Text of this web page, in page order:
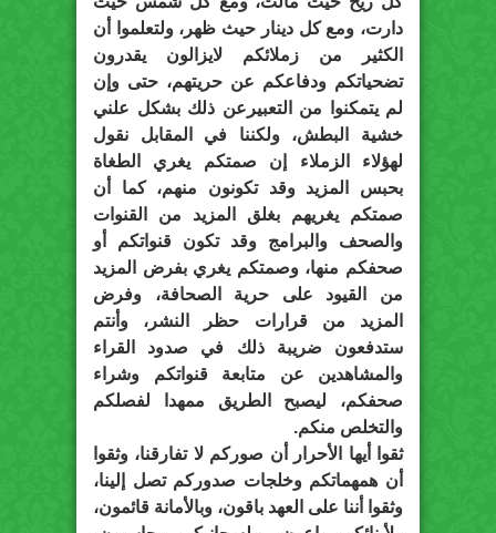
دارت، ومع كل دينار حيث ظهر، ولتعلموا أن
الكثير من زملائكم لايزالون يقدرون
تضحياتكم ودفاعكم عن حريتهم، حتى وإن
لم يتمكنوا من التعبيرعن ذلك بشكل علني
خشية البطش، ولكننا في المقابل نقول
لهؤلاء الزملاء إن صمتكم يغري الطغاة
بحبس المزيد وقد تكونون منهم، كما أن
صمتكم يغريهم بغلق المزيد من القنوات
والصحف والبرامج وقد تكون قنواتكم أو
صحفكم منها، وصمتكم يغري بفرض المزيد
من القيود على حرية الصحافة، وفرض
المزيد من قرارات حظر النشر، وأنتم
ستدفعون ضريبة ذلك في صدود القراء
والمشاهدين عن متابعة قنواتكم وشراء
صحفكم، ليصبح الطريق ممهدا لفصلكم
والتخلص منكم.
ثقوا أيها الأحرار أن صوركم لا تفارقنا، وثقوا
أن همهماتكم وخلجات صدوركم تصل إلينا،
وثقوا أننا على العهد باقون، وبالأمانة قائمون،